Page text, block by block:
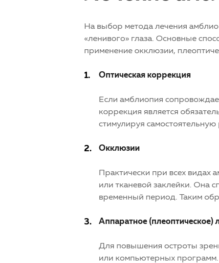
На выбор метода лечения
«ленивого» глаза. Основные
применение окклюзии,
Оптическая коррекция
Если амблиопия
коррекция является
стимулируя самостоятельную
Окклюзии
Практически при всех видах
или тканевой заклейки. Она
временный период. Таким
Аппаратное (плеоптическое)
Для повышения остроты
или компьютерных программ.